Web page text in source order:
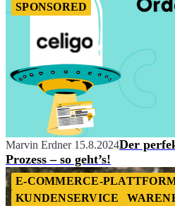
SPONSORED
Marvin Erdner 15.8.2024Der
Prozess – so geht’s!
E-COMMERCE-
KUNDENSERVICE